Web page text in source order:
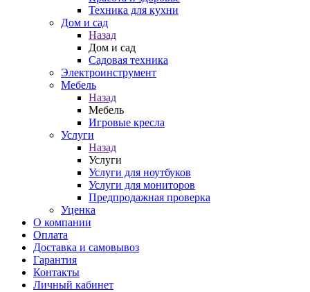
Техника для кухни
Дом и сад
Назад
Дом и сад
Садовая техника
Электроинструмент
Мебель
Назад
Мебель
Игровые кресла
Услуги
Назад
Услуги
Услуги для ноутбуков
Услуги для мониторов
Предпродажная проверка
Уценка
О компании
Оплата
Доставка и самовывоз
Гарантия
Контакты
Личный кабинет